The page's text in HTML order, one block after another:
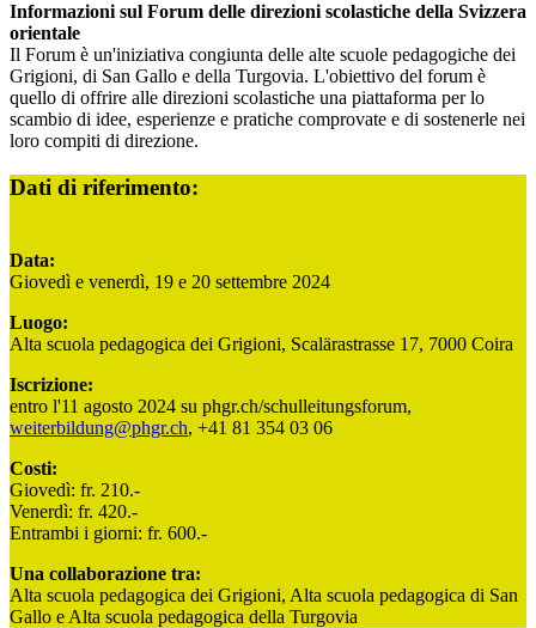
Informazioni sul Forum delle direzioni scolastiche della Svizzera
orientale
Il Forum è un'iniziativa congiunta delle alte scuole pedagogiche dei
Grigioni, di San Gallo e della Turgovia. L'obiettivo del forum è
quello di offrire alle direzioni scolastiche una piattaforma per lo
scambio di idee, esperienze e pratiche comprovate e di sostenerle nei
loro compiti di direzione.
Dati di riferimento:
Data:
Giovedì e venerdì, 19 e 20 settembre 2024
Luogo:
Alta scuola pedagogica dei Grigioni, Scalärastrasse 17, 7000 Coira
Iscrizione:
entro l'11 agosto 2024 su phgr.ch/schulleitungsforum,
weiterbildung@phgr.ch, +41 81 354 03 06
Costi:
Giovedì: fr. 210.-
Venerdì: fr. 420.-
Entrambi i giorni: fr. 600.-
Una collaborazione tra:
Alta scuola pedagogica dei Grigioni, Alta scuola pedagogica di San
Gallo e Alta scuola pedagogica della Turgovia